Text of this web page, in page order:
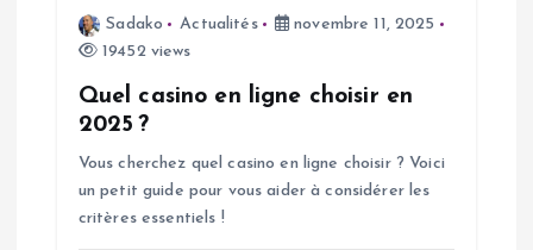
Sadako Actualités
novembre 11, 2025
19452 views
Quel casino en ligne choisir en
2025 ?
Vous cherchez quel casino en ligne choisir ? Voici
un petit guide pour vous aider à considérer les
critères essentiels !